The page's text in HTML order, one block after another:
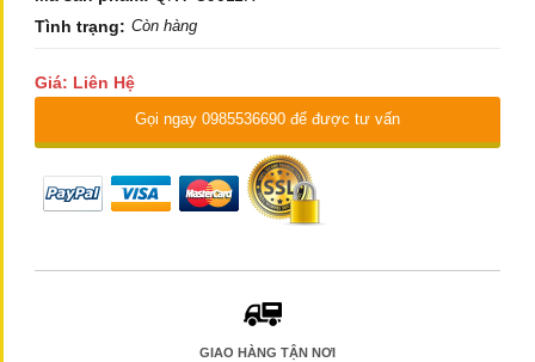
Tình trạng: Còn hàng
Giá: Liên Hệ
Gọi ngay 0985536690 để được tư vấn
GIAO HÀNG TẬN NƠI